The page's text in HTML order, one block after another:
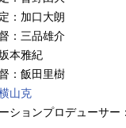
：加口大朗
：三品雄介
本雅紀
：飯田里樹
山克
ションプロデューサ